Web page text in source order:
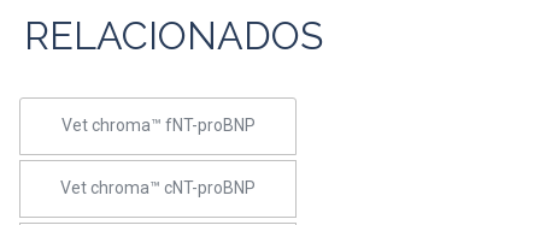
RELACIONADOS
Vet chroma™ fNT-proBNP
Vet chroma™ cNT-proBNP